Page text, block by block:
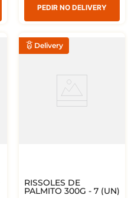
PEDIR NO DELIVERY
Delivery
RISSOLES DE
PALMITO 300G - 7 (UN)